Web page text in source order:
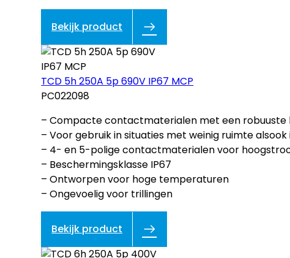
Bekijk product
TCD 5h 250A 5p 690V IP67 MCP
PC022098
– Compacte contactmaterialen met een robuuste
– Voor gebruik in situaties met weinig ruimte
– 4- en 5-polige contactmaterialen voor
– Beschermingsklasse IP67
– Ontworpen voor hoge temperaturen
– Ongevoelig voor trillingen
Bekijk product